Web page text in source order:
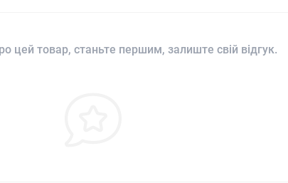
цей товар, станьте першим, залиште свій відгук.